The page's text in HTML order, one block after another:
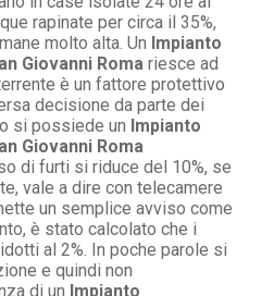
rapinate per circa il 35%,
molto alta. Un Impianto
Giovanni Roma riesce ad
è un fattore protettivo
decisione da parte dei
si possiede un Impianto
Giovanni Roma
di furti si riduce del 10%, se
vale a dire con telecamere
un semplice avviso come
è stato calcolato che i
al 2%. In poche parole si
e quindi non
di un Impianto